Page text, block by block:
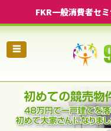
FKR一般消費者セ
☰